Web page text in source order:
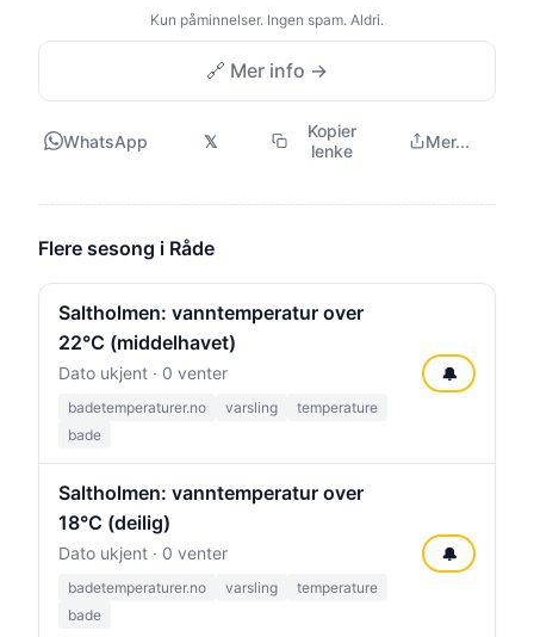
Kun påminnelser. Ingen spam. Aldri.
🔗 Mer info →
WhatsApp 𝕏
Kopier
lenke
Mer...
Flere sesong i Råde
Saltholmen: vanntemperatur over
22°C (middelhavet)
Dato ukjent · 0 venter
badetemperaturer.no varsling
temperature
bade
🔔
Saltholmen: vanntemperatur over
18°C (deilig)
Dato ukjent · 0 venter
badetemperaturer.no varsling
temperature
bade
🔔